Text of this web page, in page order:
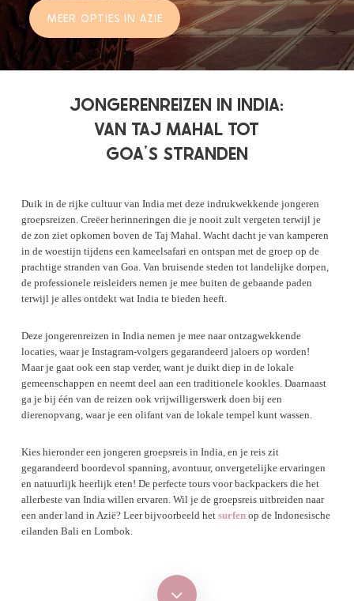
MEER OPTIES IN AZIE
JONGERENREIZEN IN INDIA:
VAN TAJ MAHAL TOT
GOA’S STRANDEN
Duik in de rijke cultuur van India met deze indrukwekkende jongeren
groepsreizen. Creëer herinneringen die je nooit zult vergeten terwijl je
de zon ziet opkomen boven de Taj Mahal. Wacht dacht je van kamperen
in de woestijn tijdens een kameelsafari en ontspan met de groep op de
prachtige stranden van Goa. Van bruisende steden tot landelijke dorpen,
de professionele reisleiders nemen je mee buiten de gebaande paden
terwijl je alles ontdekt wat India te bieden heeft.
Deze jongerenreizen in India nemen je mee naar ontzagwekkende
locaties, waar je Instagram-volgers gegarandeerd jaloers op worden!
Maar je gaat ook een stap verder, want je duikt diep in de lokale
gemeenschappen en neemt deel aan een traditionele kookles. Daarnaast
ga je bij één van de reizen ook vrijwilligerswerk doen bij een
dierenopvang, waar je een olifant van de lokale tempel kunt wassen.
Kies hieronder een jongeren groepsreis in India, en je reis zit
gegarandeerd boordevol spanning, avontuur, onvergetelijke ervaringen
en natuurlijk heerlijk eten! De perfecte tours voor backpackers die het
allerbeste van India willen ervaren. Wil je de groepsreis uitbreiden naar
een ander land in Azië? Leer bijvoorbeeld hetsurfen op de Indonesische
eilanden Bali en Lombok.
Navigate